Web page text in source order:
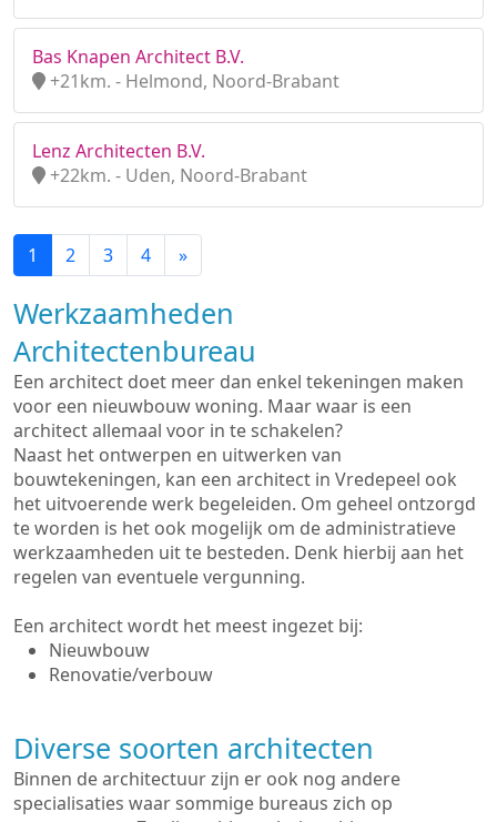
Bas Knapen Architect B.V.
+21km. - Helmond, Noord-Brabant
Lenz Architecten B.V.
+22km. - Uden, Noord-Brabant
1 2 3 4 »
Werkzaamheden
Architectenbureau
Een architect doet meer dan enkel tekeningen maken
voor een nieuwbouw woning. Maar waar is een
architect allemaal voor in te schakelen?
Naast het ontwerpen en uitwerken van
bouwtekeningen, kan een architect in Vredepeel ook
het uitvoerende werk begeleiden. Om geheel ontzorgd
te worden is het ook mogelijk om de administratieve
werkzaamheden uit te besteden. Denk hierbij aan het
regelen van eventuele vergunning.
Een architect wordt het meest ingezet bij:
Nieuwbouw
Renovatie/verbouw
Diverse soorten architecten
Binnen de architectuur zijn er ook nog andere
specialisaties waar sommige bureaus zich op